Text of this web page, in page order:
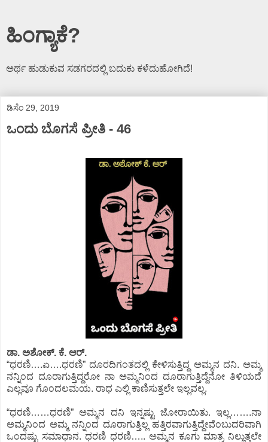
ಹಿಂಗ್ಯಾಕೆ?
ಅರ್ಥ ಹುಡುಕುವ ಸಡಗರದಲ್ಲಿ ಬದುಕು ಕಳೆದುಹೋಗಿದೆ!
ಡಿಸೆಂ 29, 2019
ಒಂದು ಬೊಗಸೆ ಪ್ರೀತಿ - 46
ಡಾ. ಅಶೋಕ್.‌ ಕೆ. ಆರ್.‌
“ಧರಣಿ….ಏ….ಧರಣಿ” ದೂರದಿಗಂತದಲ್ಲಿ ಕೇಳಿಸುತ್ತಿದ್ದ ಅಮ್ಮನ ದನಿ. ಅಮ್ಮ
ನನ್ನಿಂದ ದೂರಾಗುತ್ತಿದ್ದರೋ ನಾ ಅಮ್ಮನಿಂದ ದೂರಾಗುತ್ತಿದ್ದೆನೋ ತಿಳಿಯದೆ
ಎಲ್ಲವೂ ಗೊಂದಲಮಯ. ರಾಧ ಎಲ್ಲಿ ಕಾಣಿಸುತ್ತಲೇ ಇಲ್ಲವಲ್ಲ.
“ಧರಣಿ……ಧರಣಿ” ಅಮ್ಮನ ದನಿ ಇನ್ನಷ್ಟು ಜೋರಾಯಿತು. ಇಲ್ಲ…….ನಾ
ಅಮ್ಮನಿಂದ ಅಮ್ಮ ನನ್ನಿಂದ ದೂರಾಗುತ್ತಿಲ್ಲ ಹತ್ತಿರವಾಗುತ್ತಿದ್ದೇವೆಂಬುದರಿವಾಗಿ
ಒಂದಷ್ಟು ಸಮಾಧಾನ. ಧರಣಿ ಧರಣಿ….. ಅಮ್ಮನ ಕೂಗು ಮಾತ್ರ ನಿಲ್ಲುತ್ತಲೇ